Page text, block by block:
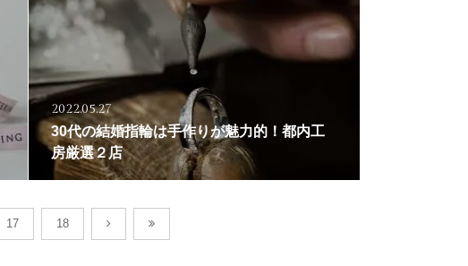
2022.05.27
30代の結婚指輪は手作りが魅力的！都内工
房厳選２店
17 18